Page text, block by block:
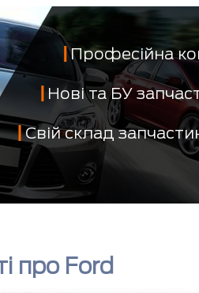
Професійна
Нові та БУ
Свій склад
про Ford